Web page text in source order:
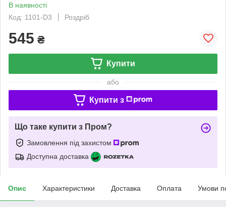
В наявності
Код: 1101-D3
Роздріб
545 ₴
Купити
або
Купити з
Що таке купити з Пром?
Замовлення під захистом
Доступна доставка
Опис Характеристики Доставка Оплата Умови